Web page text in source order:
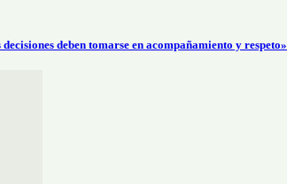
deben tomarse en acompañamiento y respeto»